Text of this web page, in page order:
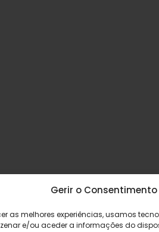
Gerir o Consentimento
as melhores experiências, usamos
e/ou aceder a informações do